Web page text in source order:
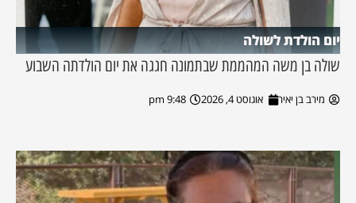
יום הולדת לשולה
שולה בן משה המהממת שבתמונה חגגה את יום הולדתה השבוע
מירב בן יאיר אוגוסט 4, 2026 9:48 pm